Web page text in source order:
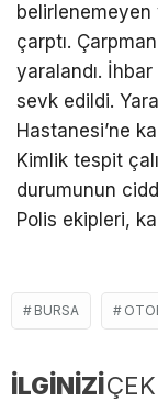
belirlenemeyen
çarptı.
yaralandı.
sevk edildi.
Hastanesi’ne
Kimlik tespit
durumunun
Polis ekipleri,
BURSA
İLGİNİZİ